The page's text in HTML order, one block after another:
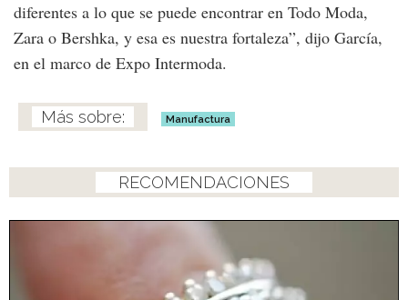
diferentes a lo que se puede encontrar en Todo Moda,
Zara o Bershka, y esa es nuestra fortaleza”, dijo García,
en el marco de Expo Intermoda.
Manufactura
RECOMENDACIONES